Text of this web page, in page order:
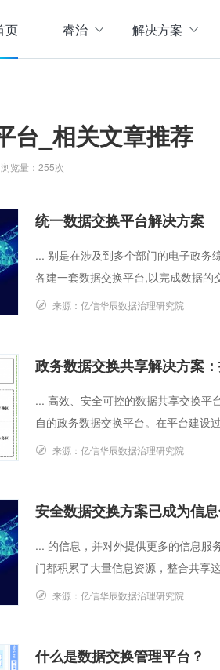
页 睿治
实现数据集中
畅通流转
数据存储
企业级实时大数据
解决方案
案
理、资产规划开发、资产运营等场景应用于一体
，保障主数据一致性、权威性、共享性，提高企业
量管控方案
台 _相关文章推荐
浏览量： 255次
统一数据交换平台解决方案
... 别是在涉及到多个部门的电子政务
各建一套数据交换平台,以完成数据的
来源： 亿信华辰数据治理研究院
政务数据交换共享解决方案
... 高效、安全可控的数据共享交换平
自的政务数据交换平台。在平台建设
来源： 亿信华辰数据治理研究院
安全数据交换方案已成为信
... 的信息，并对外提供更多的信息服
门都积累了大量信息资源，整合共享
来源： 亿信华辰数据治理研究院
什么是数据交换管理平台？